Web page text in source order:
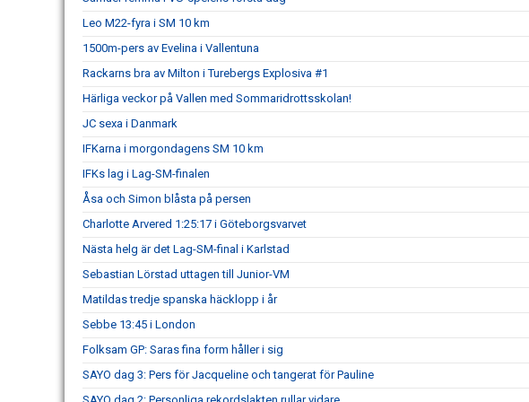
Leo M22-fyra i SM 10 km
1500m-pers av Evelina i Vallentuna
Rackarns bra av Milton i Turebergs Explosiva #1
Härliga veckor på Vallen med Sommaridrottsskolan!
JC sexa i Danmark
IFKarna i morgondagens SM 10 km
IFKs lag i Lag-SM-finalen
Åsa och Simon blåsta på persen
Charlotte Arvered 1:25:17 i Göteborgsvarvet
Nästa helg är det Lag-SM-final i Karlstad
Sebastian Lörstad uttagen till Junior-VM
Matildas tredje spanska häcklopp i år
Sebbe 13:45 i London
Folksam GP: Saras fina form håller i sig
SAYO dag 3: Pers för Jacqueline och tangerat för Pauline